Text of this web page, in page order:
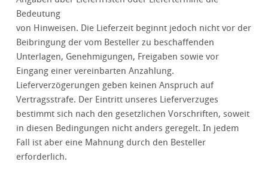
Bedeutung
von Hinweisen. Die Lieferzeit beginnt jedoch nicht vor der
Beibringung der vom Besteller zu beschaffenden
Unterlagen, Genehmigungen, Freigaben sowie vor
Eingang einer vereinbarten Anzahlung.
Lieferverzögerungen geben keinen Anspruch auf
Vertragsstrafe. Der Eintritt unseres Lieferverzuges
bestimmt sich nach den gesetzlichen Vorschriften, soweit
in diesen Bedingungen nicht anders geregelt. In jedem
Fall ist aber eine Mahnung durch den Besteller
erforderlich.